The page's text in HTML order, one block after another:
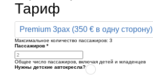
Тариф
Premium 3pax (350 € в одну сторону)
Максимальное количество пассажиров: 3
Пассажиров *
Общее число пассажиров, включая детей и младенцев
Нужны детские автокресла?